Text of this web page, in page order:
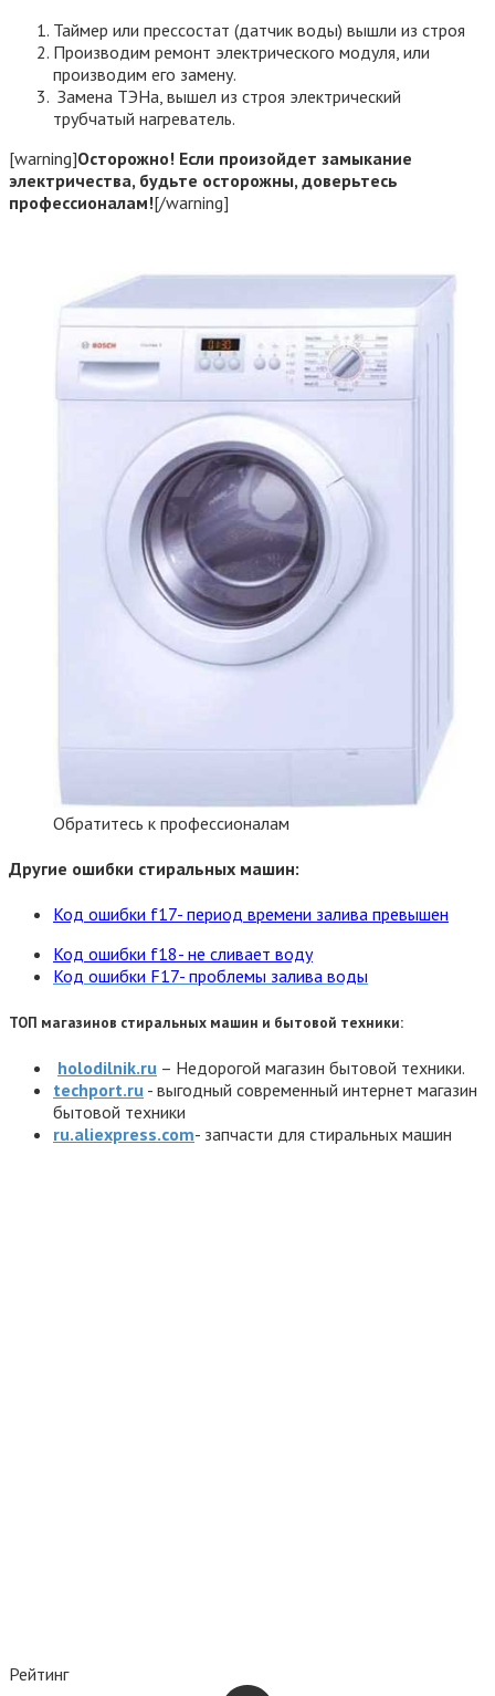
Таймер или прессостат (датчик воды) вышли из строя
Производим ремонт электрического модуля, или
производим его замену.
Замена ТЭНа, вышел из строя электрический
трубчатый нагреватель.
[warning]Осторожно! Если произойдет замыкание
электричества, будьте осторожны, доверьтесь
профессионалам![/warning]
Обратитесь к профессионалам
Другие ошибки стиральных машин:
Код ошибки f17- период времени залива превышен
Код ошибки f18- не сливает воду
Код ошибки F17- проблемы залива воды
ТОП магазинов стиральных машин и бытовой техники:
holodilnik.ru – Недорогой магазин бытовой техники.
techport.ru - выгодный современный интернет магазин
бытовой техники
ru.aliexpress.com- запчасти для стиральных машин
Рейтинг